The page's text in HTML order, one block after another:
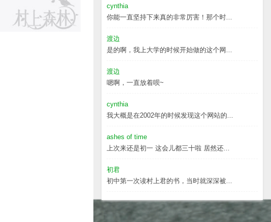
cynthia
你能一直坚持下来真的非常厉害！那个时...
渡边
是的啊，我上大学的时候开始做的这个网...
渡边
嗯啊，一直放着呗~
cynthia
我大概是在2002年的时候发现这个网站的...
ashes of time
上次来还是初一 这会儿都三十啦 居然还...
初君
初中第一次读村上君的书，当时就深深被...